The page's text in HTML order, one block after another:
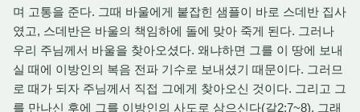
며 고통을 준다. 그때 바울에게 붙잡힌 샘플이 바로 스데반 집사
였고, 스데반은 바울의 책임하에 돌에 맞아 죽게 된다. 그러나
우리 주님께서 바울을 찾아오셨다. 왜냐하면 그를 이 땅에 보내
실 때에 이방인의 복음 전파 기수로 보내셨기 때문이다. 그러므
로 때가 되자 주님께서 직접 그에게 찾아오신 것이다. 그리고 그
를 만나신 후에 그를 이방인의 사도로 삼으신다(갈2:7~8). 그래